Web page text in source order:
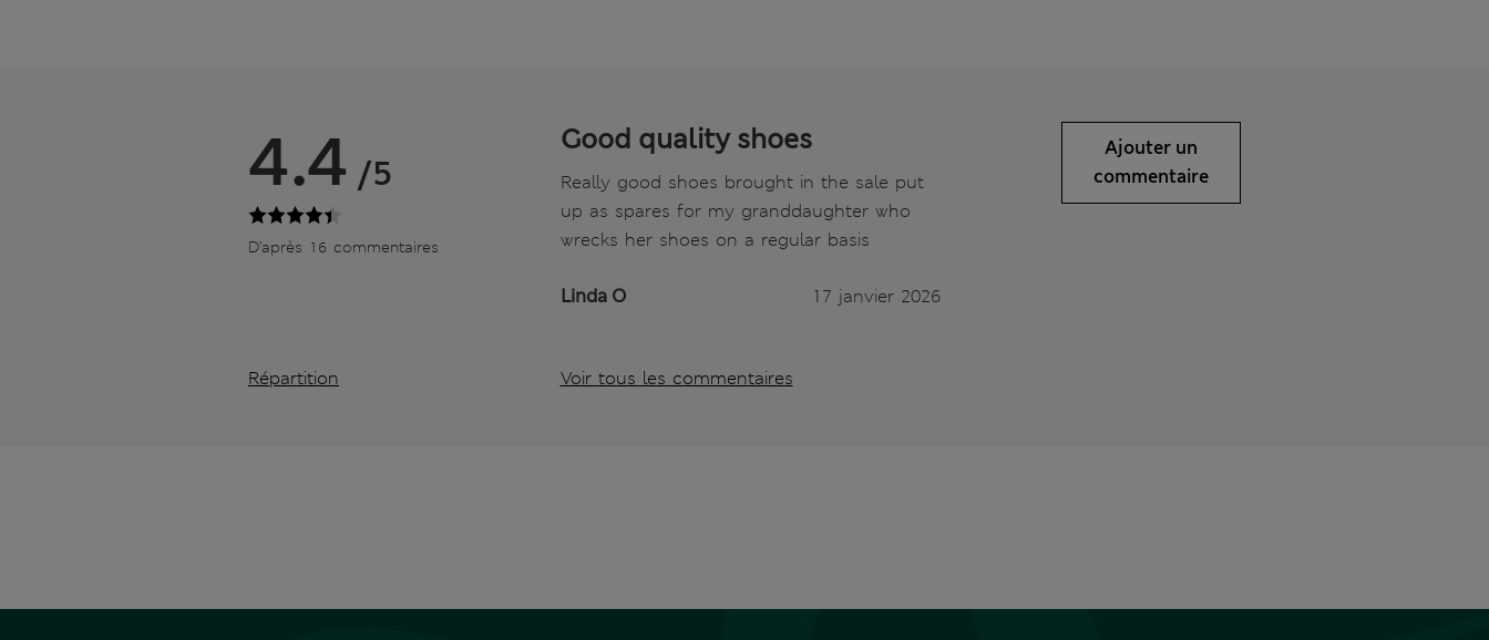
4.4 /5
D’après 16 commentaires
Répartition
Good quality shoes
Really good shoes brought in the sale put
up as spares for my granddaughter who
wrecks her shoes on a regular basis
Linda O 17 janvier 2026
Voir tous les commentaires
Ajouter un
commentaire